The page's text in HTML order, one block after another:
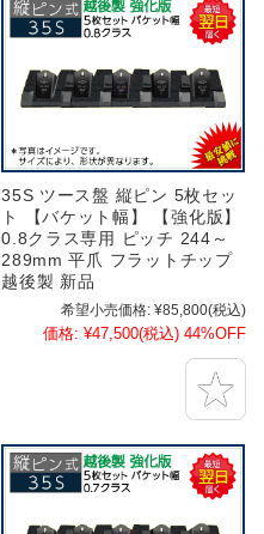
35S ツース盤 縦ピン 5枚セッ
ト 【バケット幅】 【強化版】
0.8クラス専用 ピッチ 244～
289mm 平爪 フラットチップ
越後製 新品
希望小売価格: ¥85,800(税込)
価格: ¥47,500(税込) 44%OFF